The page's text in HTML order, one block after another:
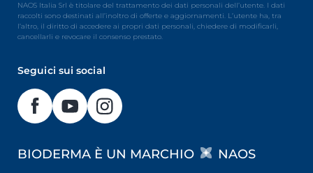
NAOS Italia Srl è titolare del trattamento dei dati personali dell’utente. I dati
raccolti sono destinati all’inoltro di offerte e aggiornamenti. L’utente ha, tra
l’altro, il diritto di accedere ai propri dati personali, chiedere di modificarli,
cancellarli e revocare il consenso prestato.
Seguici sui social
BIODERMA È UN MARCHIO NAOS